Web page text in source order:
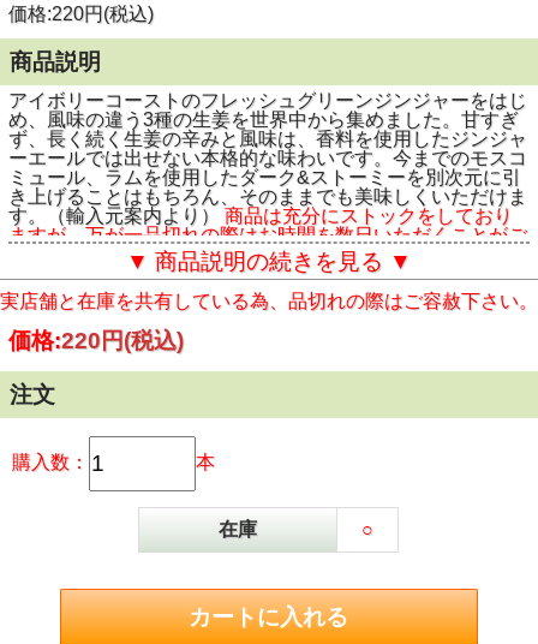
価格:220円(税込)
商品説明
アイボリーコーストのフレッシュグリーンジンジャーをはじ
め、風味の違う3種の生姜を世界中から集めました。甘すぎ
ず、長く続く生姜の辛みと風味は、香料を使用したジンジャ
ーエールでは出せない本格的な味わいです。今までのモスコ
ミュール、ラムを使用したダーク&ストーミーを別次元に引
き上げることはもちろん、そのままでも美味しくいただけま
す。（輸入元案内より）
商品は充分にストックをしており
ますが、万が一品切れの際はお時間を数日いただくことがご
ざいます。お急ぎの場合は事前にお電話いただくか、余裕を
持ってご注文ください。▼ 商品説明の続きを見る ▼
実店舗と在庫を共有している為、品切れの際はご容赦下さい。
価格:220円(税込)
注文
購入数： 本
在庫 ○